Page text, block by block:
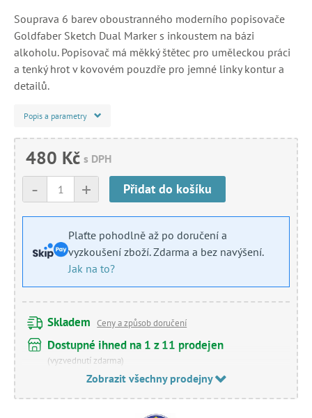
Souprava 6 barev oboustranného moderního popisovače
Goldfaber Sketch Dual Marker s inkoustem na bázi
alkoholu. Popisovač má měkký štětec pro uměleckou práci
a tenký hrot v kovovém pouzdře pro jemné linky kontur a
detailů.
Popis a parametry
480 Kč s DPH
+
- Přidat do košíku
Plaťte pohodlně až po doručení a
vyzkoušení zboží. Zdarma a bez navýšení.
Jak na to?
Skladem Ceny a způsob doručení
Dostupné ihned na 1 z 11 prodejen
(vyzvednutí zdarma)
Zobrazit všechny prodejny